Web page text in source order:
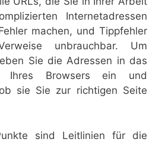
Internetadressen
machen, und Tippfehler
unbrauchbar. Um
Sie die Adressen in das
Ihres Browsers ein und
sie Sie zur richtigen Seite
sind Leitlinien für die